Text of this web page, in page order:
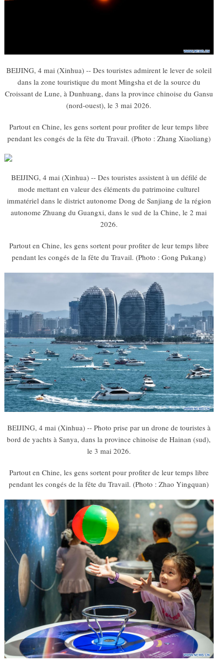
BEIJING, 4 mai (Xinhua) -- Des touristes admirent le lever de soleil
dans la zone touristique du mont Mingsha et de la source du
Croissant de Lune, à Dunhuang, dans la province chinoise du Gansu
(nord-ouest), le 3 mai 2026.
Partout en Chine, les gens sortent pour profiter de leur temps libre
pendant les congés de la fête du Travail. (Photo : Zhang Xiaoliang)
BEIJING, 4 mai (Xinhua) -- Des touristes assistent à un défilé de
mode mettant en valeur des éléments du patrimoine culturel
immatériel dans le district autonome Dong de Sanjiang de la région
autonome Zhuang du Guangxi, dans le sud de la Chine, le 2 mai
2026.
Partout en Chine, les gens sortent pour profiter de leur temps libre
pendant les congés de la fête du Travail. (Photo : Gong Pukang)
BEIJING, 4 mai (Xinhua) -- Photo prise par un drone de touristes à
bord de yachts à Sanya, dans la province chinoise de Hainan (sud),
le 3 mai 2026.
Partout en Chine, les gens sortent pour profiter de leur temps libre
pendant les congés de la fête du Travail. (Photo : Zhao Yingquan)